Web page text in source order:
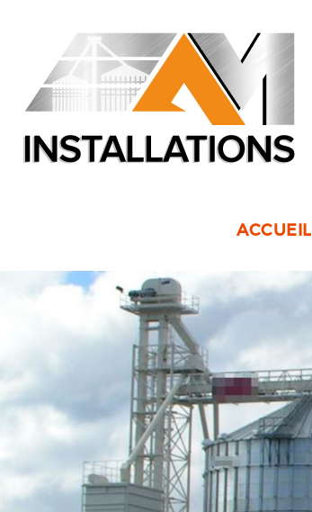
ACCUEIL